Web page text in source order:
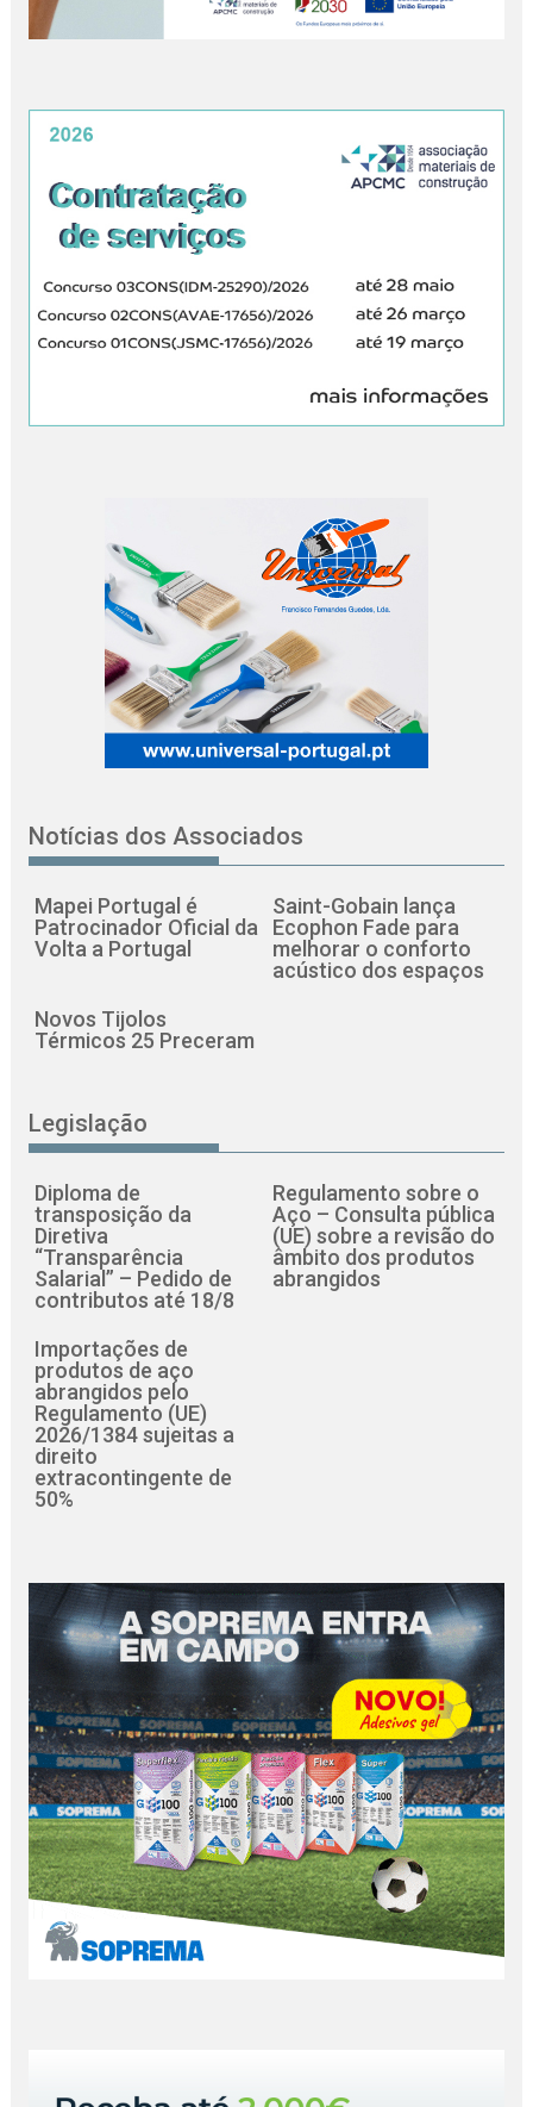
Notícias dos Associados
Mapei Portugal é
Patrocinador Oficial da
Volta a Portugal
Saint-Gobain lança
Ecophon Fade para
melhorar o conforto
acústico dos espaços
Novos Tijolos
Térmicos 25 Preceram
Legislação
Diploma de
transposição da
Diretiva
“Transparência
Salarial” – Pedido de
contributos até 18/8
Regulamento sobre o
Aço – Consulta pública
(UE) sobre a revisão do
âmbito dos produtos
abrangidos
Importações de
produtos de aço
abrangidos pelo
Regulamento (UE)
2026/1384 sujeitas a
direito
extracontingente de
50%